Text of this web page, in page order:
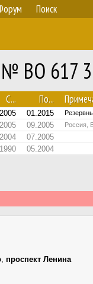
Поиск
№ ВО 617
С... По...
01.2015
09.2005 Россия,
07.2005
05.2004
, проспект Ленина